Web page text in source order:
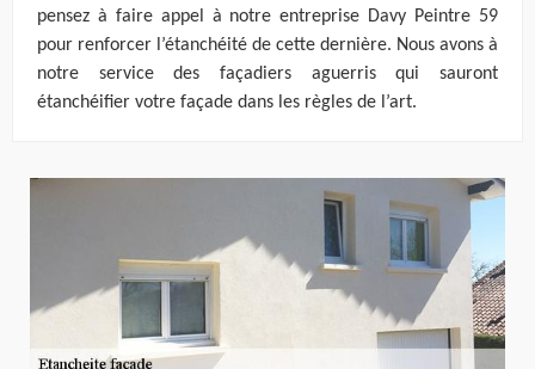
pensez à faire appel à notre entreprise Davy Peintre 59
pour renforcer l’étanchéité de cette dernière. Nous avons à
notre service des façadiers aguerris qui sauront
étanchéifier votre façade dans les règles de l’art.